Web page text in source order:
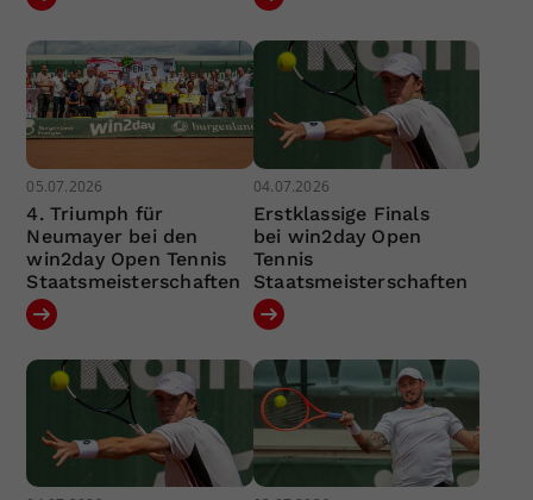
05.07.2026
4. Triumph für
Neumayer bei den
win2day Open Tennis
Staatsmeisterschaften
04.07.2026
Erstklassige Finals
bei win2day Open
Tennis
Staatsmeisterschaften